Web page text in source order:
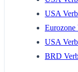
USA
Eurozone
USA
BRD